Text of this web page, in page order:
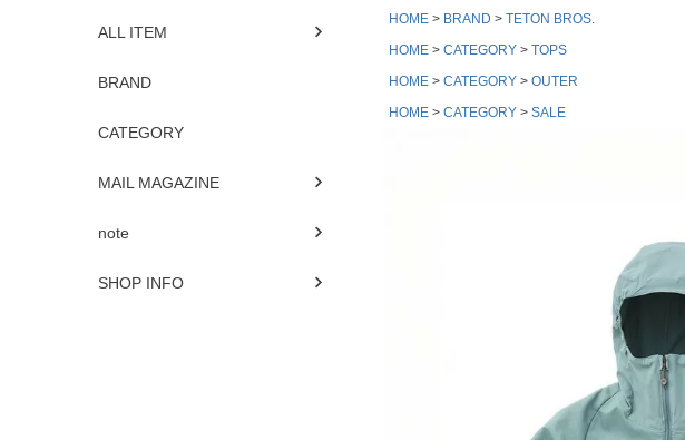
ALL ITEM
BRAND
CATEGORY
MAIL MAGAZINE
note
SHOP INFO
HOME BRAND
TETON BROS.
HOME
CATEGORY
TOPS
HOME
CATEGORY
OUTER
HOME
CATEGORY SALE